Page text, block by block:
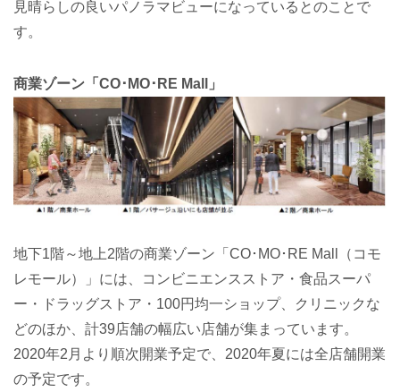
見晴らしの良いパノラマビューになっているとのことで
す。
商業ゾーン「CO･MO･RE Mall」
地下1階～地上2階の商業ゾーン「CO･MO･RE Mall（コモ
レモール）」には、コンビニエンスストア・食品スーパ
ー・ドラッグストア・100円均一ショップ、クリニックな
どのほか、計39店舗の幅広い店舗が集まっています。
2020年2月より順次開業予定で、2020年夏には全店舗開業
の予定です。